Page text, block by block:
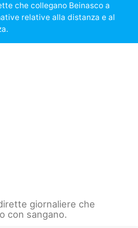
che collegano Beinasco a
relative alla distanza e al
giornaliere che
con sangano.